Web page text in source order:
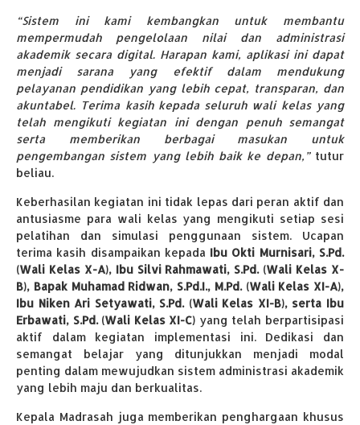
“Sistem ini kami kembangkan untuk membantu
mempermudah pengelolaan nilai dan administrasi
akademik secara digital. Harapan kami, aplikasi ini dapat
menjadi sarana yang efektif dalam mendukung
pelayanan pendidikan yang lebih cepat, transparan, dan
akuntabel. Terima kasih kepada seluruh wali kelas yang
telah mengikuti kegiatan ini dengan penuh semangat
serta memberikan berbagai masukan untuk
pengembangan sistem yang lebih baik ke depan,”tutur
beliau.
Keberhasilan kegiatan ini tidak lepas dari peran aktif dan
antusiasme para wali kelas yang mengikuti setiap sesi
pelatihan dan simulasi penggunaan sistem. Ucapan
terima kasih disampaikan kepada Ibu Okti Murnisari, S.Pd.
(Wali Kelas X-A), Ibu Silvi Rahmawati, S.Pd. (Wali Kelas X-
B), Bapak Muhamad Ridwan, S.Pd.I., M.Pd. (Wali Kelas XI-A),
Ibu Niken Ari Setyawati, S.Pd. (Wali Kelas XI-B), serta Ibu
Erbawati, S.Pd. (Wali Kelas XI-C) yang telah berpartisipasi
aktif dalam kegiatan implementasi ini. Dedikasi dan
semangat belajar yang ditunjukkan menjadi modal
penting dalam mewujudkan sistem administrasi akademik
yang lebih maju dan berkualitas.
Kepala Madrasah juga memberikan penghargaan khusus